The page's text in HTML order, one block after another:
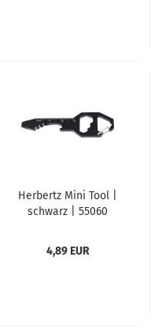
Herbertz Mini Tool |
schwarz | 55060
4,89 EUR